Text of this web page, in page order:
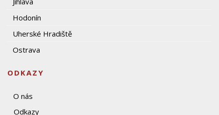
Hodonín
Uherské Hradiště
Ostrava
ODKAZY
O nás
Odkazy